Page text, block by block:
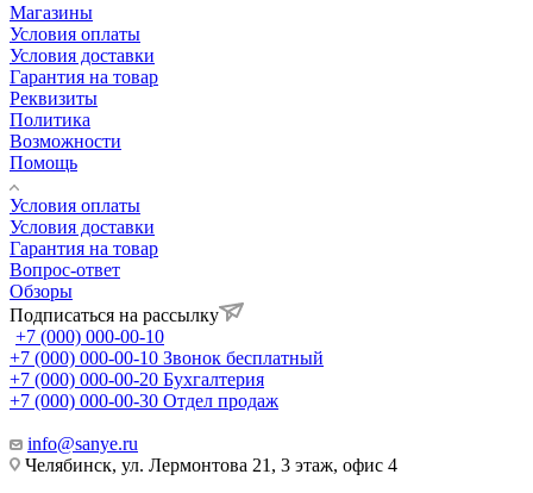
Магазины
Условия оплаты
Условия доставки
Гарантия на товар
Реквизиты
Политика
Возможности
Помощь
Условия оплаты
Условия доставки
Гарантия на товар
Вопрос-ответ
Обзоры
Подписаться на рассылку
+7 (000) 000-00-10
+7 (000) 000-00-10 Звонок бесплатный
+7 (000) 000-00-20 Бухгалтерия
+7 (000) 000-00-30 Отдел продаж
info@sanye.ru
Челябинск, ул. Лермонтова 21, 3 этаж, офис 4